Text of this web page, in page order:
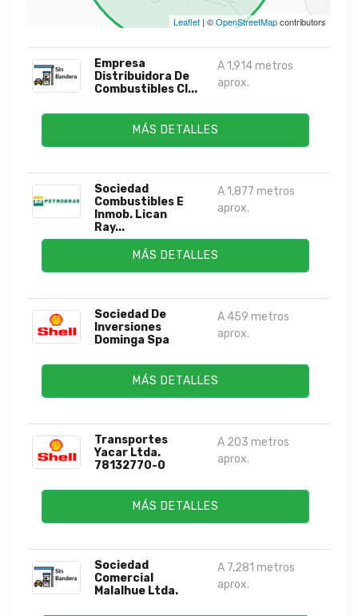
Leaflet | ©OpenStreetMapcontributors
Empresa
Distribuidora De
Combustibles Cl...
A 1,914 metros
aprox.
MÁS DETALLES
Sociedad
Combustibles E
Inmob. Lican
Ray...
A 1,877 metros
aprox.
MÁS DETALLES
Sociedad De
Inversiones
Dominga Spa
A 459 metros
aprox.
MÁS DETALLES
Transportes
Yacar Ltda.
78132770-0
A 203 metros
aprox.
MÁS DETALLES
Sociedad
Comercial
Malalhue Ltda.
A 7,281 metros
aprox.